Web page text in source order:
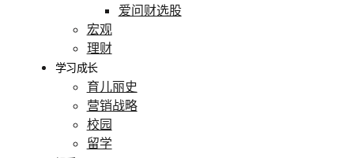
爱问财选股
宏观
理财
学习成长
育儿丽史
营销战略
校园
留学